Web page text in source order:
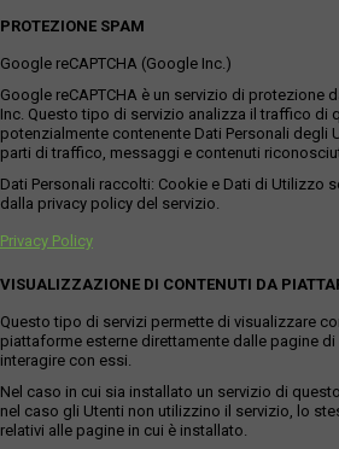
PROTEZIONE SPAM
Google reCAPTCHA (Google Inc.)
Google reCAPTCHA è un servizio di protezione
Inc. Questo tipo di servizio analizza il traffico di
potenzialmente contenente Dati Personali degli
parti di traffico, messaggi e contenuti
Dati Personali raccolti: Cookie e Dati di Utilizzo
dalla privacy policy del servizio.
Privacy Policy
VISUALIZZAZIONE DI CONTENUTI DA
Questo tipo di servizi permette di visualizzare
piattaforme esterne direttamente dalle pagine
interagire con essi.
Nel caso in cui sia installato un servizio di
nel caso gli Utenti non utilizzino il servizio, lo
relativi alle pagine in cui è installato.